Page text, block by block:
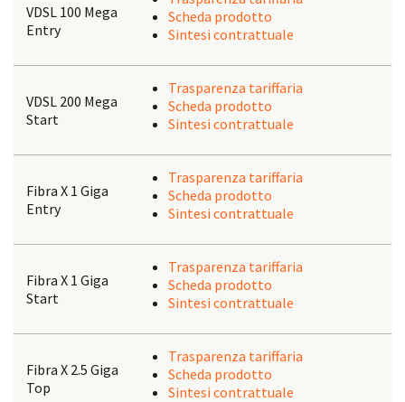
VDSL 100 Mega
Entry
Scheda prodotto
Sintesi contrattuale
VDSL 200 Mega
Start
Trasparenza tariffaria
Scheda prodotto
Sintesi contrattuale
Fibra X 1 Giga
Entry
Trasparenza tariffaria
Scheda prodotto
Sintesi contrattuale
Fibra X 1 Giga
Start
Trasparenza tariffaria
Scheda prodotto
Sintesi contrattuale
Fibra X 2.5 Giga
Top
Trasparenza tariffaria
Scheda prodotto
Sintesi contrattuale